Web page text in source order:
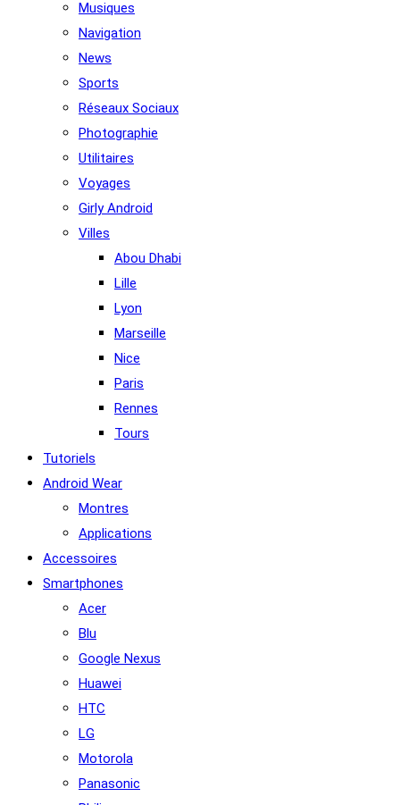
Musiques
Navigation
News
Sports
Réseaux Sociaux
Photographie
Utilitaires
Voyages
Girly Android
Villes
Abou Dhabi
Lille
Lyon
Marseille
Nice
Paris
Rennes
Tours
Tutoriels
Android Wear
Montres
Applications
Accessoires
Smartphones
Acer
Blu
Google Nexus
Huawei
HTC
LG
Motorola
Panasonic